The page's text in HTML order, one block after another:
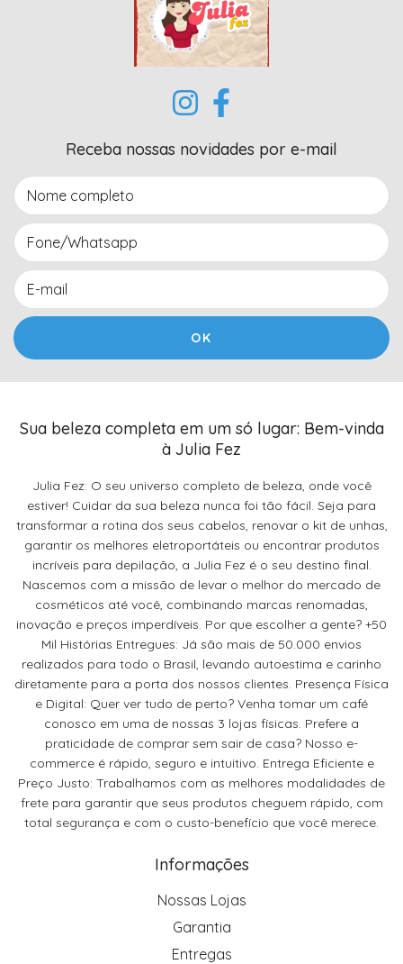
Receba nossas novidades por e-mail
Sua beleza completa em um só lugar: Bem-vinda
à Julia Fez
Julia Fez: O seu universo completo de beleza, onde você
estiver! Cuidar da sua beleza nunca foi tão fácil. Seja para
transformar a rotina dos seus cabelos, renovar o kit de unhas,
garantir os melhores eletroportáteis ou encontrar produtos
incríveis para depilação, a Julia Fez é o seu destino final.
Nascemos com a missão de levar o melhor do mercado de
cosméticos até você, combinando marcas renomadas,
inovação e preços imperdíveis. Por que escolher a gente? +50
Mil Histórias Entregues: Já são mais de 50.000 envios
realizados para todo o Brasil, levando autoestima e carinho
diretamente para a porta dos nossos clientes. Presença Física
e Digital: Quer ver tudo de perto? Venha tomar um café
conosco em uma de nossas 3 lojas físicas. Prefere a
praticidade de comprar sem sair de casa? Nosso e-
commerce é rápido, seguro e intuitivo. Entrega Eficiente e
Preço Justo: Trabalhamos com as melhores modalidades de
frete para garantir que seus produtos cheguem rápido, com
total segurança e com o custo-benefício que você merece.
Informações
Nossas Lojas
Garantia
Entregas